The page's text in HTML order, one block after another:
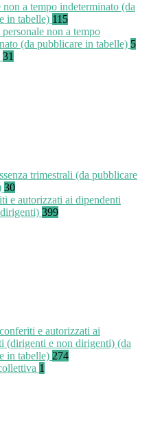
non a tempo indeterminato (da
in tabelle) 115
non a tempo
(da pubblicare in tabelle) 5
31
trimestrali (da pubblicare
30
e autorizzati ai dipendenti
399
e autorizzati ai
(dirigenti e non dirigenti) (da
in tabelle) 274
1